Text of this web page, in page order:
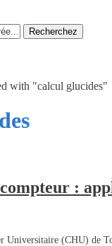
Recherchez
with "calcul glucides"
:
Universitaire (CHU) de